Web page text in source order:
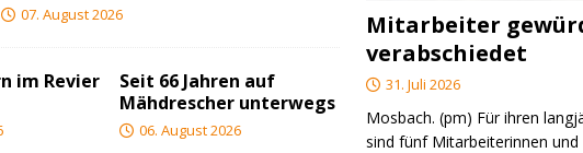
07. August 2026
im Revier
Seit 66 Jahren auf
Mähdrescher unterwegs
06. August 2026
Mitarbeiter
verabschiedet
31. Juli 2026
Mosbach. (pm) Für ihren
sind fünf Mitarbeiterinnen